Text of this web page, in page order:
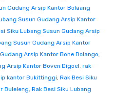
Gudang Arsip Kantor Bolaang
Susun Gudang Arsip Kantor
Siku Lubang Susun Gudang Arsip
Susun Gudang Arsip Kantor
Arsip Kantor Bone Bolango,
Arsip Kantor Boven Digoel, rak
kantor Bukittinggi, Rak Besi Siku
Buleleng, Rak Besi Siku Lubang